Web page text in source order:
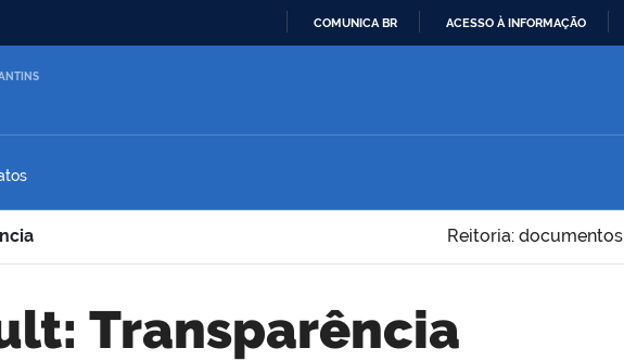
CONTEÚDO
COMUNICA BR ACESSO À INFORMAÇÃO
Reitoria: documentos
Transparência